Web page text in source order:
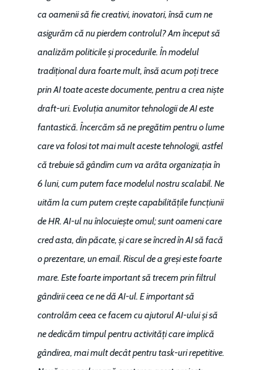
ca oamenii să fie creativi, inovatori, însă cum ne
asigurăm că nu pierdem controlul? Am început să
analizăm politicile și procedurile. În modelul
tradițional dura foarte mult, însă acum poți trece
prin AI toate aceste documente, pentru a crea niște
draft-uri. Evoluția anumitor tehnologii de AI este
fantastică. Încercăm să ne pregătim pentru o lume
care va folosi tot mai mult aceste tehnologii, astfel
că trebuie să gândim cum va arăta organizația în
6 luni, cum putem face modelul nostru scalabil. Ne
uităm la cum putem crește capabilitățile funcțiunii
de HR. AI-ul nu înlocuiește omul; sunt oameni care
cred asta, din păcate, și care se încred în AI să facă
o prezentare, un email. Riscul de a greși este foarte
mare. Este foarte important să trecem prin filtrul
gândirii ceea ce ne dă AI-ul. E important să
controlăm ceea ce facem cu ajutorul AI-ului și să
ne dedicăm timpul pentru activități care implică
gândirea, mai mult decât pentru task-uri repetitive.